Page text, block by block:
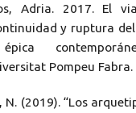
Adria. 2017. El
y ruptura
Pompeu Fabra.
N. (2019). “Los